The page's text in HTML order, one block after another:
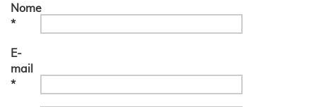
Nome
*
E-
mail
*